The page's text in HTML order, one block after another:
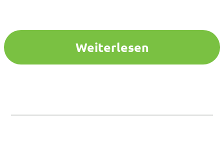
unfassbar traurig, dass sich…
Weiterlesen